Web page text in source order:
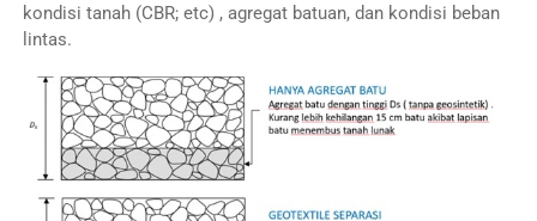
kondisi tanah (CBR; etc) , agregat batuan, dan kondisi beban
lintas.